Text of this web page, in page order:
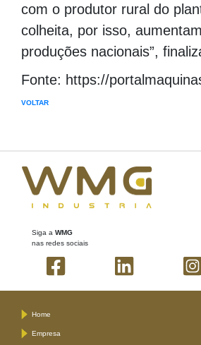
com o produtor rural do
colheita, por isso,
produções nacionais”,
Fonte: https://
VOLTAR
Siga a WMG
nas redes sociais
Home
Empresa